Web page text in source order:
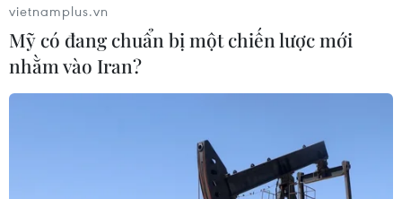
vietnamplus.vn
Mỹ có đang chuẩn bị một chiến lược mới
nhằm vào Iran?